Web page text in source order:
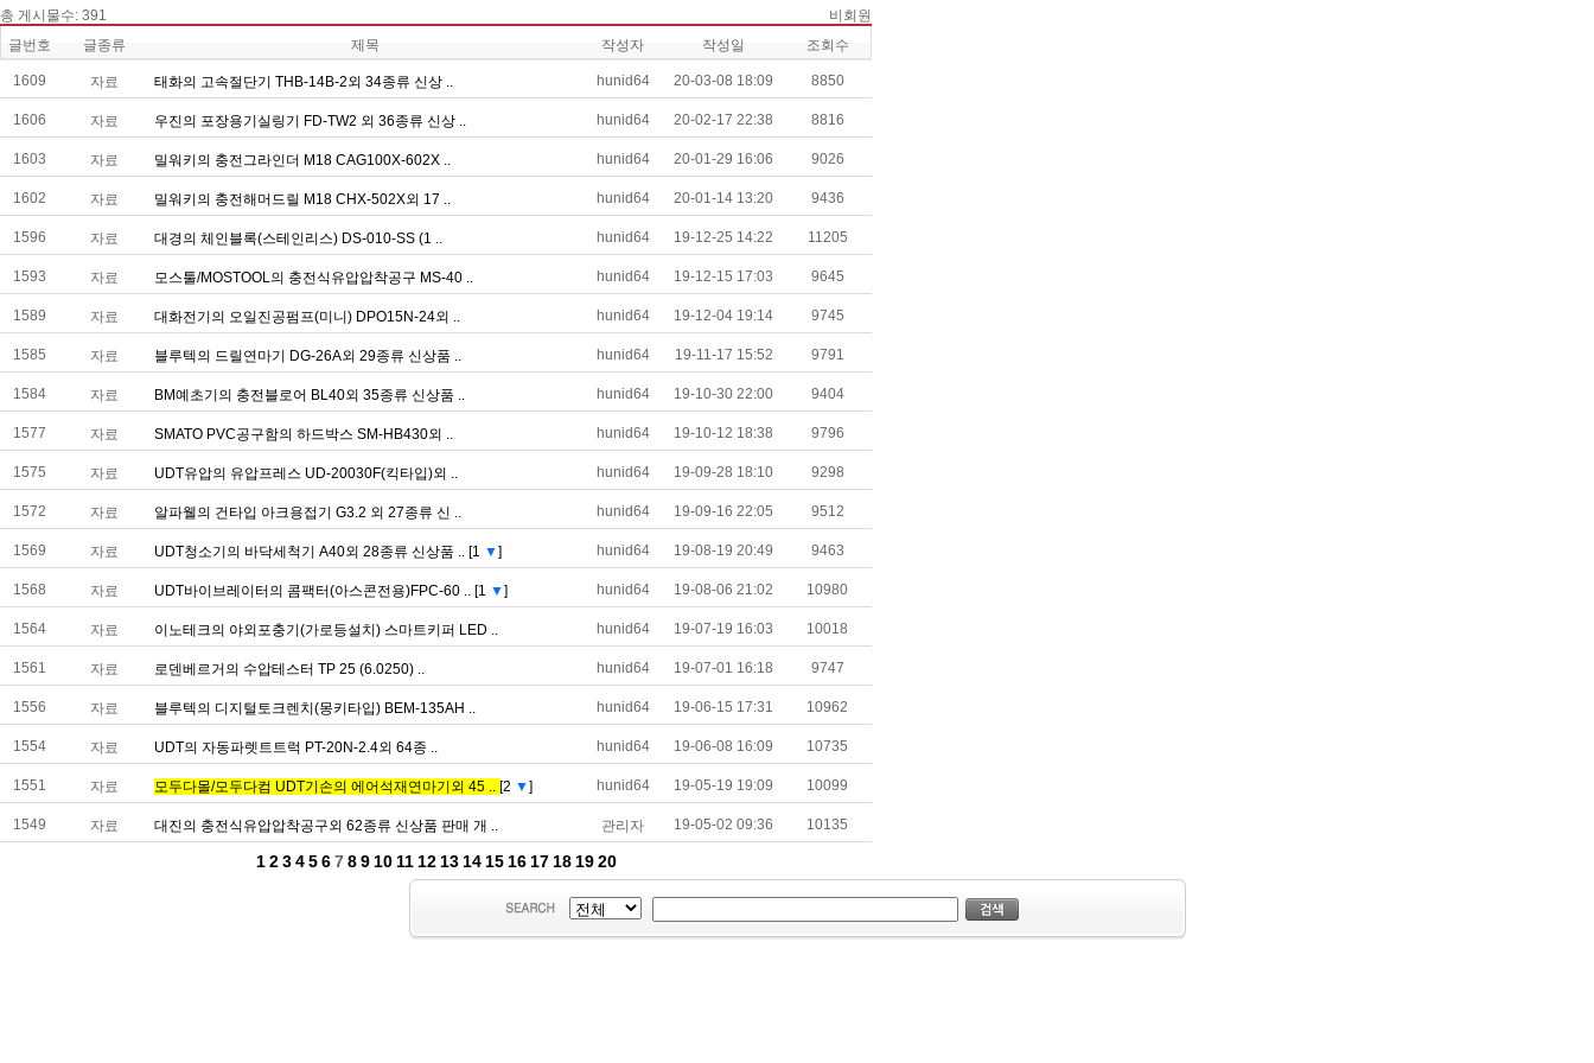
총게시물수:391
비회원
글번호
글종류 제목 작성자 작성일 조회수
1609 자료 태화의고속절단기THB-14B-2외34종류신상.. hunid64 20-03-0818:09 8850
1606 자료 우진의포장용기실링기FD-TW2외36종류신상.. hunid64 20-02-1722:38 8816
1603 자료 밀워키의충전그라인더M18CAG100X-602X.. hunid64 20-01-2916:06 9026
1602 자료 밀워키의충전해머드릴M18CHX-502X외17.. hunid64 20-01-1413:20 9436
1596 자료 대경의체인블록(스테인리스)DS-010-SS(1.. hunid64 19-12-2514:22 11205
1593 자료 모스툴/MOSTOOL의충전식유압압착공구MS-40.. hunid64 19-12-1517:03 9645
1589 자료 대화전기의오일진공펌프(미니)DPO15N-24외.. hunid64 19-12-0419:14 9745
1585 자료 블루텍의드릴연마기DG-26A외29종류신상품.. hunid64 19-11-1715:52 9791
1584 자료 BM예초기의충전블로어BL40외35종류신상품.. hunid64 19-10-3022:00 9404
1577 자료 SMATOPVC공구함의하드박스SM-HB430외.. hunid64 19-10-1218:38 9796
1575 자료 UDT유압의유압프레스UD-20030F(킥타입)외.. hunid64 19-09-2818:10 9298
1572 자료 알파웰의건타입아크용접기G3.2외27종류신.. hunid64 19-09-1622:05 9512
1569 자료 UDT청소기의바닥세척기A40외28종류신상품.. [1 ▼] hunid64 19-08-1920:49 9463
1568 자료 UDT바이브레이터의콤팩터(아스콘전용)FPC-60.. [1 ▼] hunid64 19-08-0621:02 10980
1564 자료 이노테크의야외포충기(가로등설치)스마트키퍼LED.. hunid64 19-07-1916:03 10018
1561 자료 로덴베르거의수압테스터TP25(6.0250).. hunid64 19-07-0116:18 9747
1556 자료 블루텍의디지털토크렌치(몽키타입)BEM-135AH.. hunid64 19-06-1517:31 10962
1554 자료 UDT의자동파렛트트럭PT-20N-2.4외64종.. hunid64 19-06-0816:09 10735
1551 자료 모두다몰/모두다컴UDT기손의에어석재연마기외45.. [2 ▼] hunid64 19-05-1919:09 10099
1549 자료 대진의충전식유압압착공구외62종류신상품판매개.. 관리자 19-05-0209:36 10135
1 2 3 4 5 6 7 8 9 10 11 12 13 14 15 16 17 18 19 20